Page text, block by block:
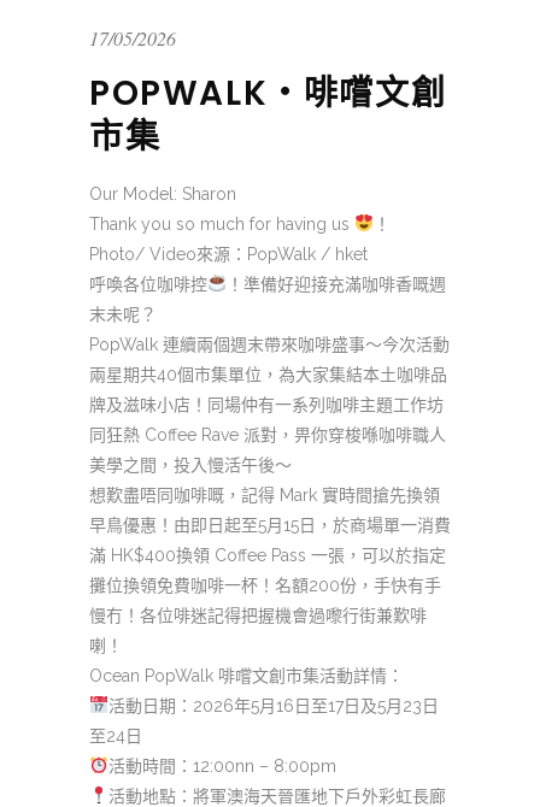
17/05/2026
POPWALK・啡嚐文創
市集
Our Model: Sharon
Thank you so much for having us
！
Photo/ Video來源：PopWalk / hket
呼喚各位咖啡控
！準備好迎接充滿咖啡香嘅週
末未呢？
PopWalk 連續兩個週末帶來咖啡盛事～今次活動
兩星期共40個市集單位，為大家集結本土咖啡品
牌及滋味小店！同場仲有一系列咖啡主題工作坊
同狂熱 Coffee Rave 派對，畀你穿梭喺咖啡職人
美學之間，投入慢活午後～
想歎盡唔同咖啡嘅，記得 Mark 實時間搶先換領
早鳥優惠！由即日起至5月15日，於商場單一消費
滿 HK$400換領 Coffee Pass 一張，可以於指定
攤位換領免費咖啡一杯！名額200份，手快有手
慢冇！各位啡迷記得把握機會過嚟行街兼歎啡
喇！
Ocean PopWalk 啡嚐文創市集活動詳情：
活動日期：2026年5月16日至17日及5月23日
至24日
活動時間：12:00nn – 8:00pm
活動地點：將軍澳海天晉匯地下戶外彩虹長廊